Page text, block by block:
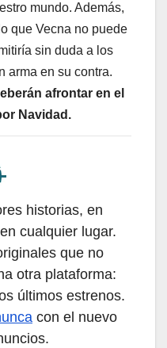
mundo. Además,
que Vecna no puede
sin duda a los
arma en su contra.
afrontar en el
Navidad.
historias, en
cualquier lugar.
que no
otra plataforma:
últimos estrenos.
con el nuevo